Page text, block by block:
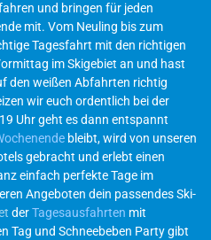
und bringen für jeden
mit. Vom Neuling bis zum
Tagesfahrt mit den richtigen
im Skigebiet an und hast
den weißen Abfahrten richtig
wir euch ordentlich bei der
Uhr geht es dann entspannt
bleibt, wird von unseren
gebracht und erlebt einen
einfach perfekte Tage im
Angeboten dein passendes Ski-
derTagesausfahrten mit
Tag und Schneebeben Party gibt